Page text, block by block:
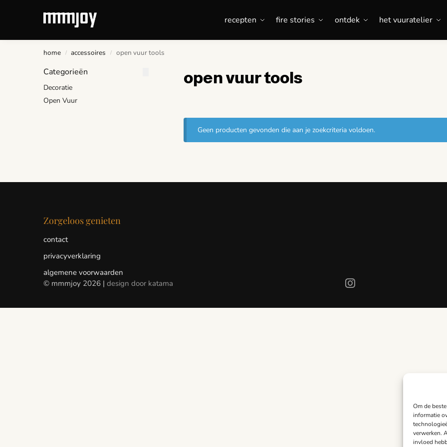
Om de
informatie
verwerken.
invloed
recepten fire stories ontdek het vuuratelier
Recent toegevoegd
home / accessoires / open vuur tools
open vuur tools
Geen producten gevonden die aan je zoekcriteria voldoen.
Categorieën
Decoratie
Open Vuur
Zorgeloos genieten
contact
privacyverklaring
algemene voorwaarden
© mmmjoy 2026 | design door katama